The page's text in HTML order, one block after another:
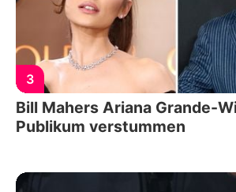
3
Bill Mahers Ariana Grande-
Publikum verstummen